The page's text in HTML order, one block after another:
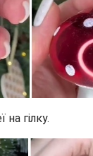
на гілку.